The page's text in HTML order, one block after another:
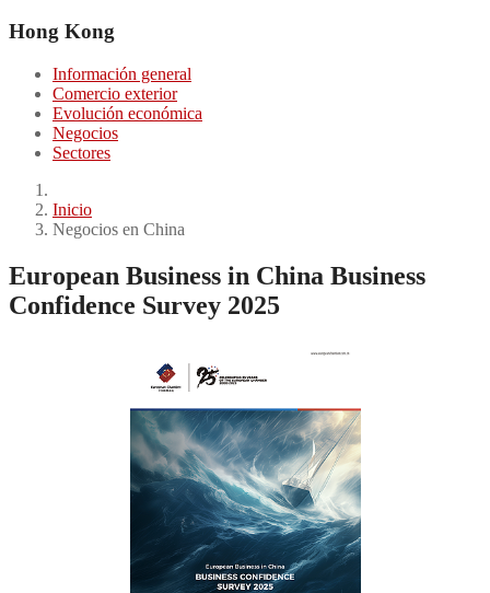
Hong Kong
Información general
Comercio exterior
Evolución económica
Negocios
Sectores
Inicio
Negocios en China
European Business in China Business
Confidence Survey 2025